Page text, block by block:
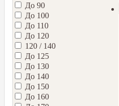
До 90
До 100
До 110
До 120
120 / 140
До 125
До 130
До 140
До 150
До 160